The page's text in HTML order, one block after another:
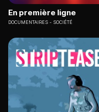
En première ligne
DOCUMENTAIRES SOCIÉTÉ